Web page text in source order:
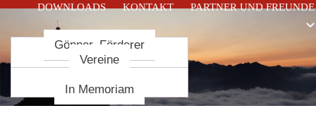
Chronik
Statuten
In Memoriam
Termine
Krippenbaukurse
Krippenbaumeister
DOWNLOADS KONTAKT PARTNER UND FREUNDE
Gönner, Förderer
Vereine